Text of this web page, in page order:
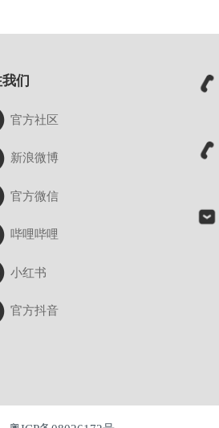
们
官方社区
新浪微博
官方微信
哔哩哔哩
小红书
官方抖音